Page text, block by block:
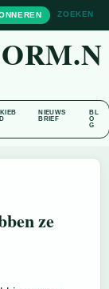
ZOEKEN
NIEUWS
BRIEF
BL
O
G
ze